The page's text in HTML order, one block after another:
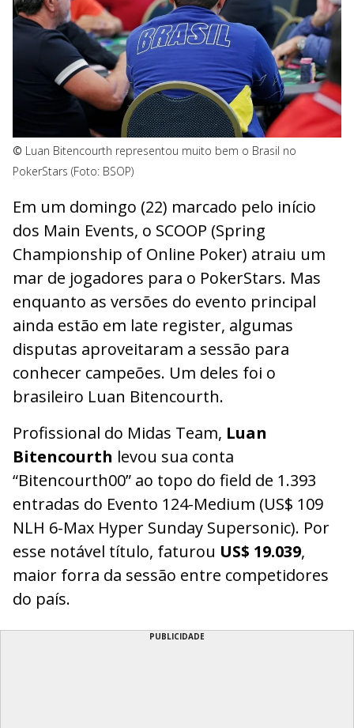
© Luan Bitencourth representou muito bem o Brasil no
PokerStars (Foto: BSOP)
Em um domingo (22) marcado pelo início
dos Main Events, o SCOOP (Spring
Championship of Online Poker) atraiu um
mar de jogadores para o PokerStars. Mas
enquanto as versões do evento principal
ainda estão em late register, algumas
disputas aproveitaram a sessão para
conhecer campeões. Um deles foi o
brasileiro Luan Bitencourth.
Profissional do Midas Team, Luan
Bitencourth levou sua conta
“Bitencourth00” ao topo do field de 1.393
entradas do Evento 124-Medium (US$ 109
NLH 6-Max Hyper Sunday Supersonic). Por
esse notável título, faturou US$ 19.039,
maior forra da sessão entre competidores
do país.
PUBLICIDADE